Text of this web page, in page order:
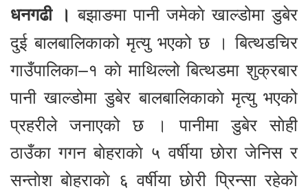
धनगढी । बझाङमा पानी जमेकाे खाल्डोमा डुबेर
दुई बालबालिकाको मृत्यु भएको छ । बित्थडचिर
गाउँपालिका–१ काे माथिल्लो बित्थडमा शुक्रबार
पानी खाल्डोमा डुबेर बालबालिकाकाे मृत्यु भएको
प्रहरीले जनाएको छ । पानीमा डुबेर साेही
ठाउँका गगन बाेहराकाे ५ वर्षीया छाेरा जेनिस र
सन्ताेश बाेहराकाे ६ वर्षीया छाेरी प्रिन्सा रहेकाे